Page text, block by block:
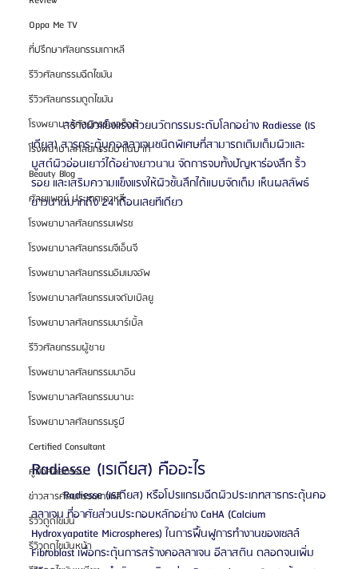
Oppa Me TV
ที่ปรึกษาศัลยกรรมเกาหลี
รีวิวศัลยกรรมฉีดไขมัน
รีวิวศัลยกรรมดูดไขมัน
โรงพยาบาลศัลยกรรมเอท็อป
โรงพยาบาลศัลยกรรมบาโนบากิ
Beauty Blog
ศัลยแพทย์ ประเทศเกาหลี
โรงพยาบาลศัลยกรรมเฟรช
โรงพยาบาลศัลยกรรมจีเอ็นจี
โรงพยาบาลศัลยกรรมอิมเมจอัพ
โรงพยาบาลศัลยกรรมเจดับเบิลยู
โรงพยาบาลศัลยกรรมมาร์เบิ้ล
รีวิวศัลยกรรมผู้ชาย
โรงพยาบาลศัลยกรรมมาอิน
โรงพยาบาลศัลยกรรมนานะ
โรงพยาบาลศัลยกรรมรูบี
Certified Consultant
คู่มือศัลยกรรม
ข่าวสารศัลยกรรมเกาหลี
รีวิวดูดไขมัน
รีวิวดูดไขมันหน้า
	สร้างผิวแข็งแรงด้วยนวัตกรรมระดับโลกอย่าง Radiesse (เร
เดียส) สารกระตุ้นคอลลาเจนชนิดพิเศษที่สามารถเติมเต็มผิวและ
บูสต์ผิวอ่อนเยาว์ได้อย่างยาวนาน จัดการจบทั้งปัญหาร่องลึก ริ้ว
รอย และเสริมความแข็งแรงให้ผิวชั้นลึกได้แบบจัดเต็ม เห็นผลลัพธ์
ยาวนานมากถึง 24 เดือนเลยทีเดียว
Radiesse (เรเดียส) คืออะไร
	Radiesse (เรเดียส) หรือโปรแกรมฉีดผิวประเภทสารกระตุ้นคอ
ลลาเจน ที่อาศัยส่วนประกอบหลักอย่าง CaHA (Calcium
Hydroxyapatite Microspheres) ในการฟื้นฟูการทำงานของเซลล์
Fibroblast เพื่อกระตุ้นการสร้างคอลลาเจน อีลาสติน ตลอดจนเพิ่ม